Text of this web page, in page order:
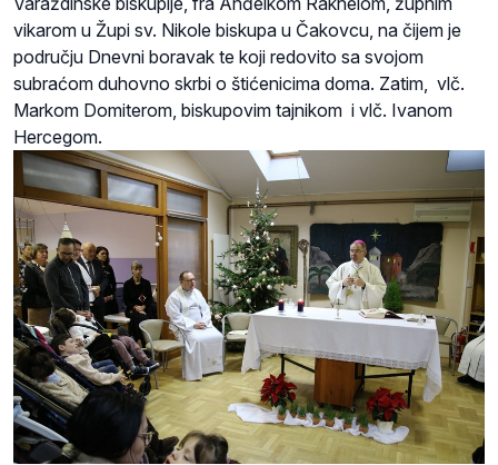
vikarom u Župi sv. Nikole biskupa u Čakovcu, na čijem je
području Dnevni boravak te koji redovito sa svojom
subraćom duhovno skrbi o štićenicima doma. Zatim, vlč.
Markom Domiterom, biskupovim tajnikom i vlč. Ivanom
Hercegom.